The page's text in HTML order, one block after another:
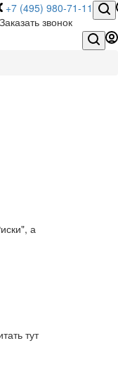
+7 (495) 980-71-11
Заказать звонок
а
тут